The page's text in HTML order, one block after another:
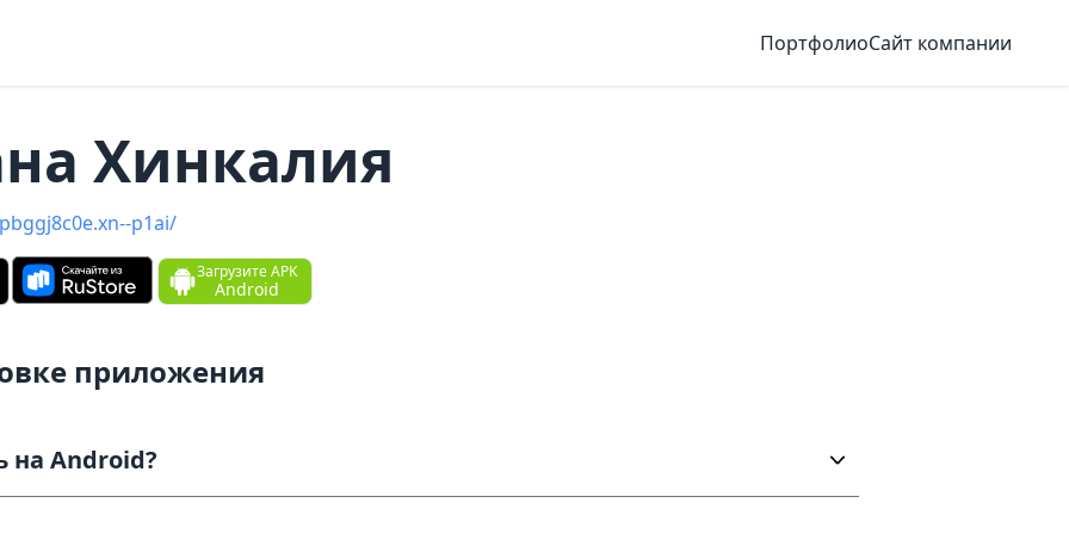
ПортфолиоСайт компании
Хинкали‪я‬
p1ai/
Загрузите APK
Android
приложения
Как скачать и установить на Android?